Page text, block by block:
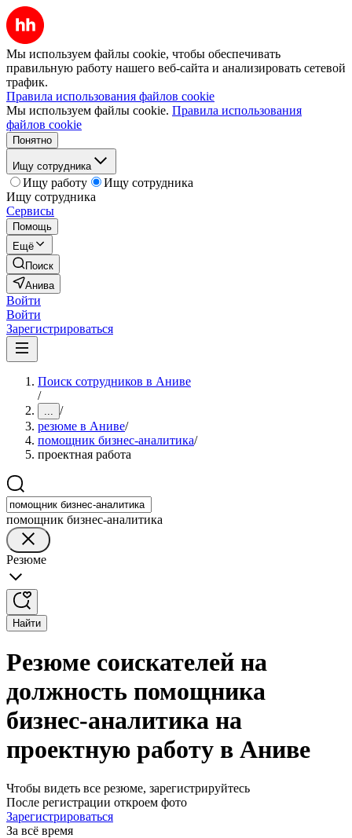
Мы используем файлы cookie, чтобы обеспечивать
правильную работу нашего веб-сайта и анализировать сетевой
трафик.
Правила использования файлов cookie
Мы используем файлы cookie. Правила использования
файлов cookie
Понятно
Ищу сотрудника
Ищу работу
Ищу сотрудника
Ищу сотрудника
Сервисы
Помощь
Ещё
Поиск
Анива
Войти
Войти
Зарегистрироваться
Поиск сотрудников в Аниве
/
... /
резюме в Аниве/
помощник бизнес-аналитика/
проектная работа
помощник бизнес-аналитика
Резюме
Найти
Резюме соискателей на
должность помощника
бизнес-аналитика на
проектную работу в Аниве
Чтобы видеть все резюме, зарегистрируйтесь
После регистрации откроем фото
Зарегистрироваться
За всё время